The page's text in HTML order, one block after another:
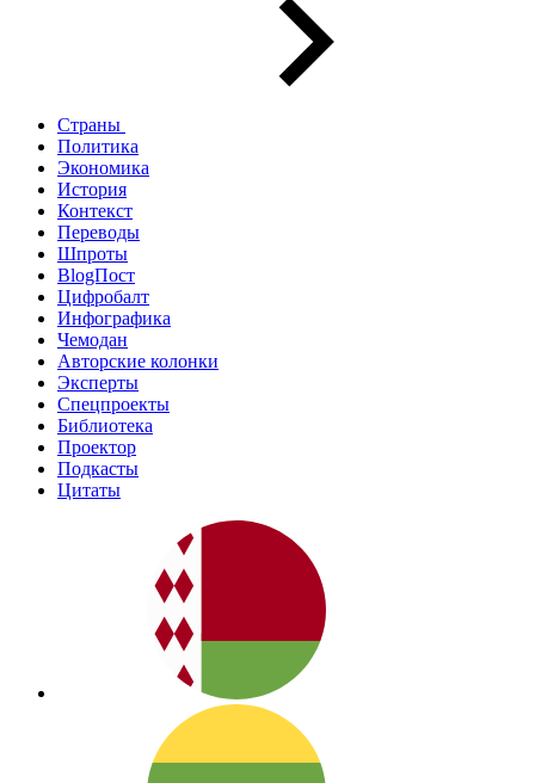
Страны
Политика
Экономика
История
Контекст
Переводы
Шпроты
BlogПост
Цифробалт
Инфографика
Чемодан
Авторские колонки
Эксперты
Спецпроекты
Библиотека
Проектор
Подкасты
Цитаты